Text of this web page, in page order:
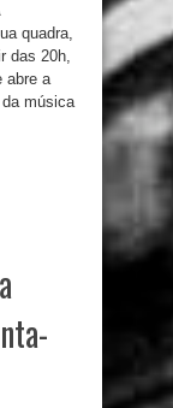
quadra,
das 20h,
abre a
música